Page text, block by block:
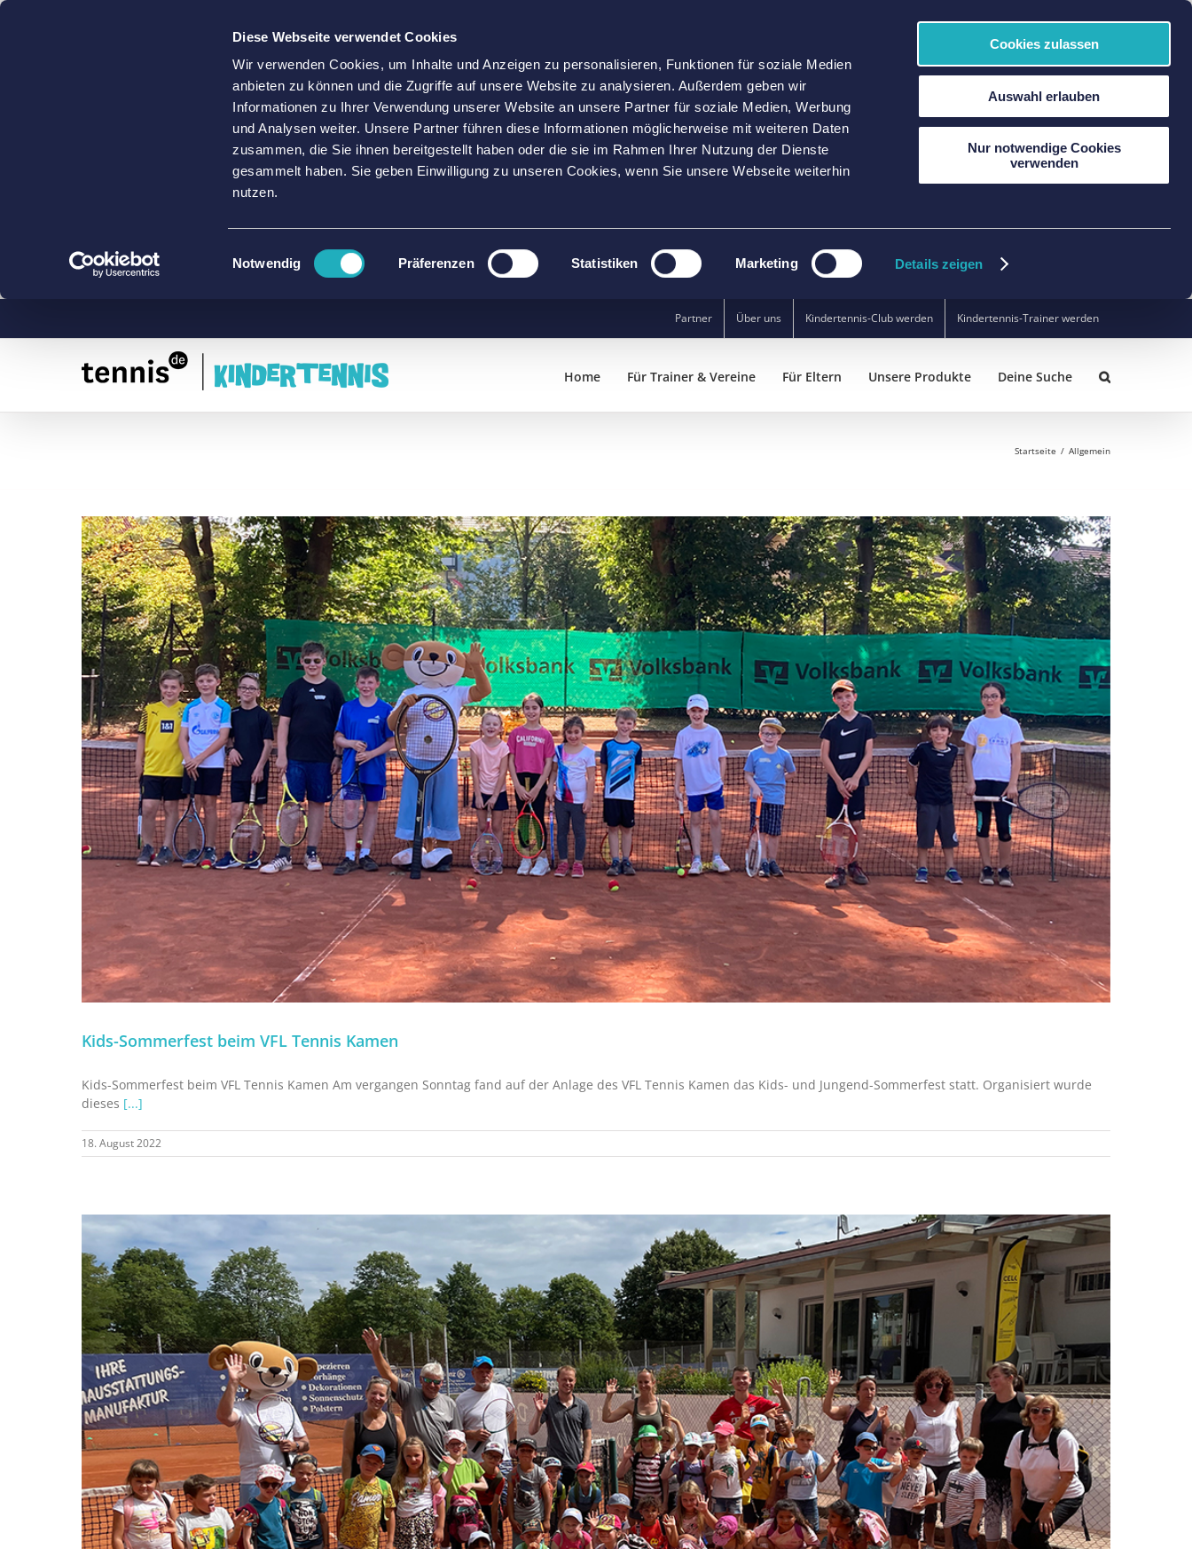
Diese Webseite verwendet Cookies
Wir verwenden Cookies, um Inhalte und Anzeigen zu personalisieren, Funktionen für soziale Medien
anbieten zu können und die Zugriffe auf unsere Website zu analysieren. Außerdem geben wir
Informationen zu Ihrer Verwendung unserer Website an unsere Partner für soziale Medien, Werbung
und Analysen weiter. Unsere Partner führen diese Informationen möglicherweise mit weiteren Daten
zusammen, die Sie ihnen bereitgestellt haben oder die sie im Rahmen Ihrer Nutzung der Dienste
gesammelt haben. Sie geben Einwilligung zu unseren Cookies, wenn Sie unsere Webseite weiterhin
nutzen.
Einwilligungsauswahl
Notwendig Präferenzen Statistiken Marketing Details zeigen
Cookies zulassen
Auswahl erlauben
Nur notwendige Cookies
verwenden
springen
Partner Über uns Kindertennis-Club werden Kindertennis-Trainer werden
Home Für Trainer & Vereine Für Eltern Unsere Produkte Deine Suche
Startseite Allgemein
Kids-Sommerfest beim VFL Tennis Kamen
Kids-Sommerfest beim VFL Tennis Kamen Am vergangen Sonntag fand auf der Anlage des VFL Tennis Kamen das Kids- und Jungend-Sommerfest statt. Organisiert wurde
dieses [...]
18. August 2022